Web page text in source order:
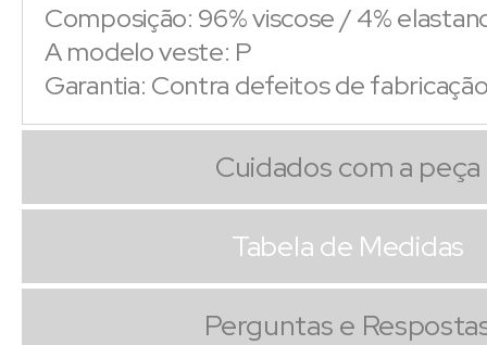
Composição: 96% viscose / 4%
A modelo veste: P
Garantia: Contra defeitos de
Cuidados com a peça
Tabela de Medidas
Perguntas e